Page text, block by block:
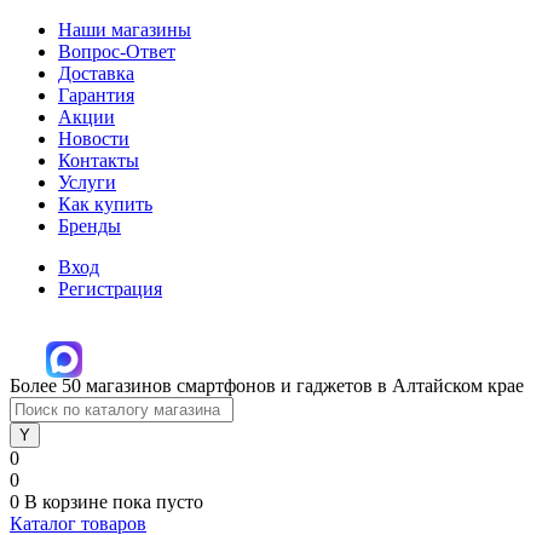
Наши магазины
Вопрос-Ответ
Доставка
Гарантия
Акции
Новости
Контакты
Услуги
Как купить
Бренды
Вход
Регистрация
Более 50 магазинов смартфонов и гаджетов в Алтайском крае
0
0
0 В корзине пока пусто
Каталог товаров